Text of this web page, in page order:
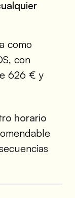
como
con
626 € y
horario